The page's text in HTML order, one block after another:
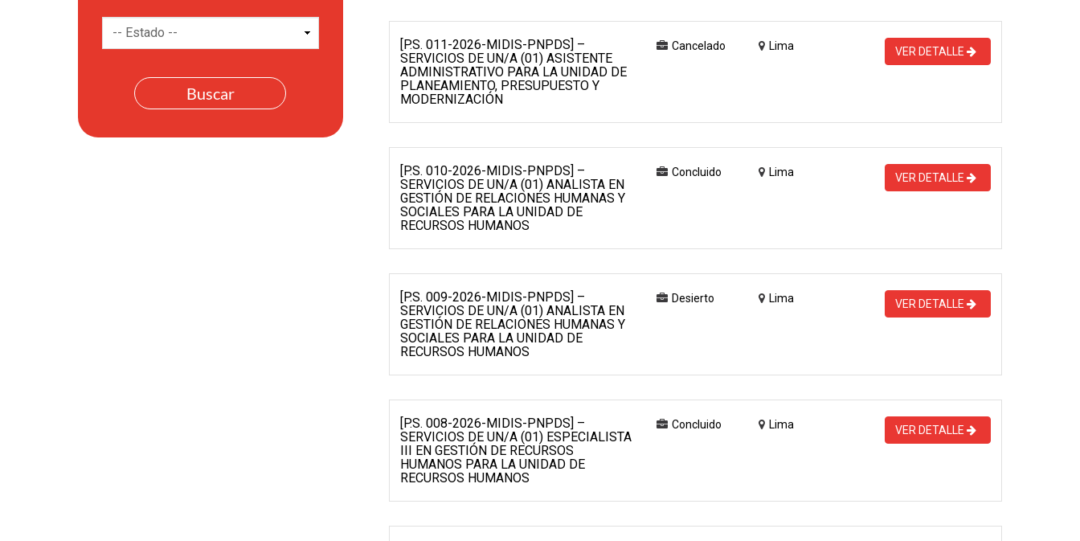
[P.S. 011-2026-MIDIS-PNPDS] –
SERVICIOS DE UN/A (01) ASISTENTE
ADMINISTRATIVO PARA LA UNIDAD DE
PLANEAMIENTO, PRESUPUESTO Y
MODERNIZACIÓN
Cancelado Lima VER DETALLE
[P.S. 010-2026-MIDIS-PNPDS] –
SERVICIOS DE UN/A (01) ANALISTA EN
GESTIÓN DE RELACIONES HUMANAS Y
SOCIALES PARA LA UNIDAD DE
RECURSOS HUMANOS
Concluido Lima VER DETALLE
[P.S. 009-2026-MIDIS-PNPDS] –
SERVICIOS DE UN/A (01) ANALISTA EN
GESTIÓN DE RELACIONES HUMANAS Y
SOCIALES PARA LA UNIDAD DE
RECURSOS HUMANOS
Desierto Lima VER DETALLE
[P.S. 008-2026-MIDIS-PNPDS] –
SERVICIOS DE UN/A (01) ESPECIALISTA
III EN GESTIÓN DE RECURSOS
HUMANOS PARA LA UNIDAD DE
RECURSOS HUMANOS
Concluido Lima VER DETALLE